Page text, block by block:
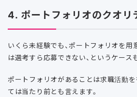
4. ポートフォリオのクオリ
いくら未経験でも、ポートフォリオを用
は選考すら応募できない、というケース
ポートフォリオがあることは求職活動
ては当たり前とも言えます。